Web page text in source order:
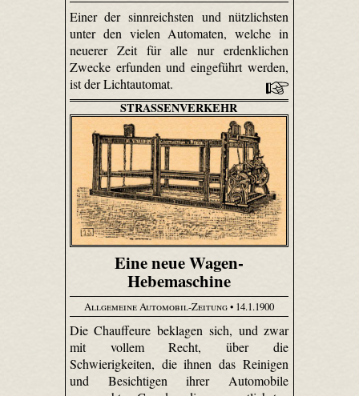
Einer der sinnreichsten und nützlichsten
unter den vielen Automaten, welche in
neuerer Zeit für alle nur erdenklichen
Zwecke erfunden und eingeführt werden,
ist der Lichtautomat.
STRASSENVERKEHR
Eine neue Wagen-
Hebemaschine
Allgemeine Automobil-Zeitung• 14.1.1900
Die Chauffeure beklagen sich, und zwar
mit vollem Recht, über die
Schwierigkeiten, die ihnen das Reinigen
und Besichtigen ihrer Automobile